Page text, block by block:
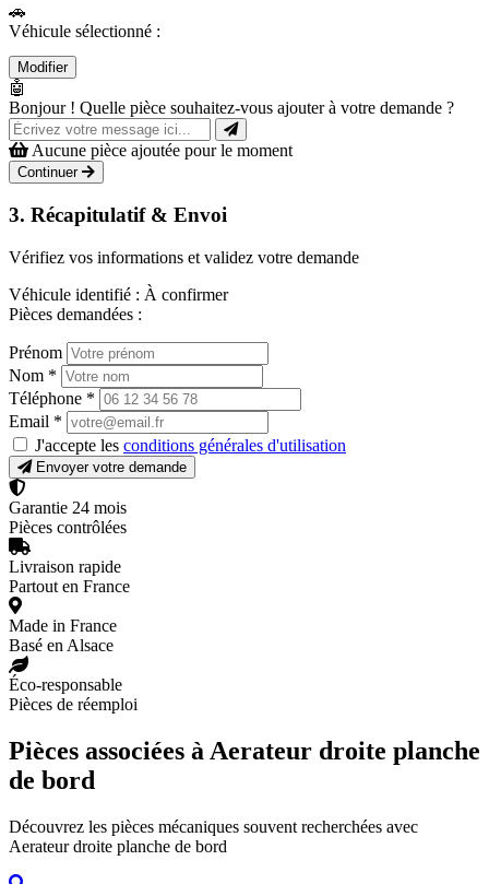
🚗
Véhicule sélectionné :
Modifier
🤖
Bonjour ! Quelle pièce souhaitez-vous ajouter à votre demande ?
Aucune pièce ajoutée pour le moment
Continuer
3. Récapitulatif & Envoi
Vérifiez vos informations et validez votre demande
Véhicule identifié : À confirmer
Pièces demandées :
Prénom
Nom *
Téléphone *
Email *
J'accepte les conditions générales d'utilisation
Envoyer votre demande
Garantie 24 mois
Pièces contrôlées
Livraison rapide
Partout en France
Made in France
Basé en Alsace
Éco-responsable
Pièces de réemploi
Pièces associées à Aerateur droite planche
de bord
Découvrez les pièces mécaniques souvent recherchées avec
Aerateur droite planche de bord